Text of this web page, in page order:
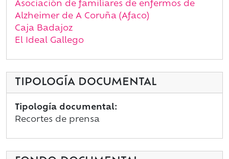
Asociación de familiares de enfermos de
Alzheimer de A Coruña (Afaco)
Caja Badajoz
El Ideal Gallego
TIPOLOGÍA DOCUMENTAL
Tipología documental:
Recortes de prensa